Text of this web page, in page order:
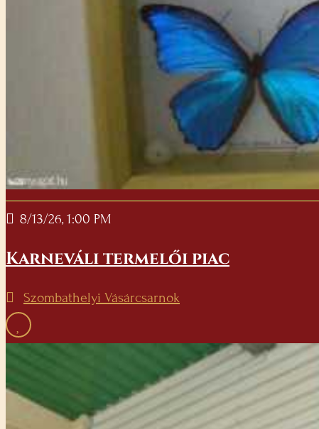
8/13/26, 1:00 PM
Karneváli termelői piac
Szombathelyi Vásárcsarnok